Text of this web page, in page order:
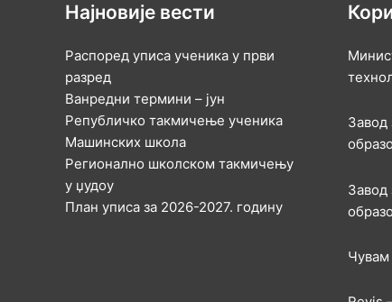
Најновије вести
Распоред уписа ученика у први
разред
Ванредни термини – јун
Републичко такмичење ученика
Машинских школа
Регионално школском такмичењу
у џудоу
План уписа за 2026-2027. годину
Завод
Завод
Чувам